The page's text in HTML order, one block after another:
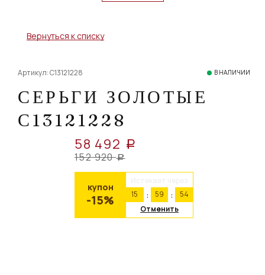
Вернуться к списку
Артикул: С13121228 В НАЛИЧИИ
СЕРЬГИ ЗОЛОТЫЕ
С13121228
58 492 a
152 920 a
купон
-15%
15
59
53
Отменить